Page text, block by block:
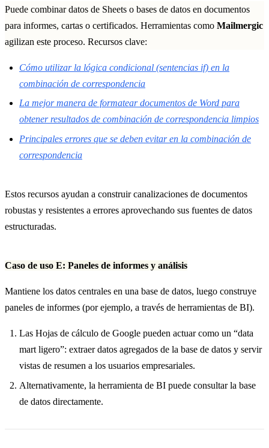
Puede combinar datos de Sheets o bases de datos en documentos
para informes, cartas o certificados. Herramientas como Mailmergic
agilizan este proceso. Recursos clave:
Cómo utilizar la lógica condicional (sentencias if) en la
combinación de correspondencia
La mejor manera de formatear documentos de Word para
obtener resultados de combinación de correspondencia limpios
Principales errores que se deben evitar en la combinación de
correspondencia
Estos recursos ayudan a construir canalizaciones de documentos
robustas y resistentes a errores aprovechando sus fuentes de datos
estructuradas.
Caso de uso E: Paneles de informes y análisis
Mantiene los datos centrales en una base de datos, luego construye
paneles de informes (por ejemplo, a través de herramientas de BI).
Las Hojas de cálculo de Google pueden actuar como un “data
mart ligero”: extraer datos agregados de la base de datos y servir
vistas de resumen a los usuarios empresariales.
Alternativamente, la herramienta de BI puede consultar la base
de datos directamente.